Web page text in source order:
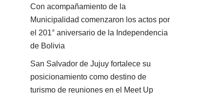
Con acompañamiento de la
Municipalidad comenzaron los actos por
el 201° aniversario de la Independencia
de Bolivia
San Salvador de Jujuy fortalece su
posicionamiento como destino de
turismo de reuniones en el Meet Up